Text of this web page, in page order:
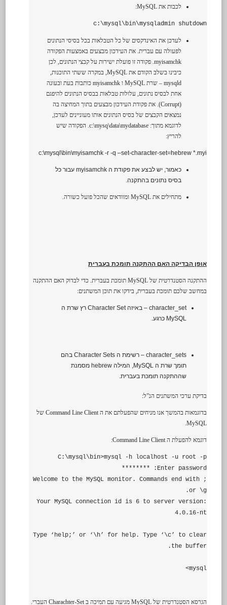
לכבות את MySQL:
c:\mysql\bin\mysqladmin shutdown
לעדכן את האינדקסים של כל הטבלאות בכל בסיסי הנתונים
לפעולה עם עברית. את העידכון מבצעים באמצעות הפקודה
myisamchk. פקודה זו פועלת ישירות על קבצי הנתונים, לכן
כיבינו בשלב הקודם את MySQL, במקרה ששתי התוכנות,
mysqld – שרת MySQL ו myisamchk כותבות בעת ובעונה
אחת לבסיס נתונים, עלולות טבלאות בבסיס הנתונים להיפגם
(Corrupt). את פקודת העידכון מבצעים בתוך המחיצה בה
נמצאים הקבצים של בסיס הנתונים אותו מעוניינים לעדכן,
לדוגמא מתוך: c:\mysq\data\mydatabase. הפקודה שיש
להריץ:
c:\mysql\bin\myisamchk -r -q –set-character-set=hebrew *.myi
כאמור, יש לבצע את פקודת ה myisamchk עבור כל
בסיס נתונים בהתקנה.
מתחילים את MySQL ומוודאים שהכל פועל כשורה.
אופן הבדיקה האם ההתקנה תומכת בעברית
ההתקנה הסטנדרטית של MySQL תומכת בעברית. כדי לבדוק האם ההתקנה
במחשב שלכם תומכת בעברית, בידקו את תוכן המשתנים:
character_set – באיזה Character Set רץ שרת ה
MySQL כרגע.
character_sets – רשימת ה Character Sets בהם
תומך שרת ה MySQL, המילה hebrew מסמנת
שההתקנה תומכת בעברית.
בדיקת ערכי המשתנים הנ”ל:
בדוגמאות בהמשך אנו מניחים שהפעלתם את ה Command Line Client של
MySQL.
דוגמא להפעלת ה Command Line Client:
C:\mysql\bin>mysql -h localhost -u root -p
Enter password: ********
Welcome to the MySQL monitor. Commands end with ;
or \g.
Your MySQL connection id is 6 to server version:
4.0.16-nt
Type ‘help;’ or ‘\h’ for help. Type ‘\c’ to clear
the buffer.
mysql>
הגרסא הסטנדרטית של MySQL מגיעה עם תמיכה ב Charachter-Set העברי.